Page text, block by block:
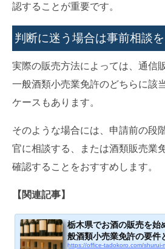
認することが重要です。
判断に迷う場合は事前相談を
実際の販売方法によっては、通信
一般酒類小売業免許のどちらに該
ケースもあります。
そのような場合には、申請前の段
官に相談する、または酒類販売業
確認することをおすすめします。
【関連記事】
栃木県でお酒の販売を始
般酒類小売業免許の要件
https://office-tadokoro.com/shurui-